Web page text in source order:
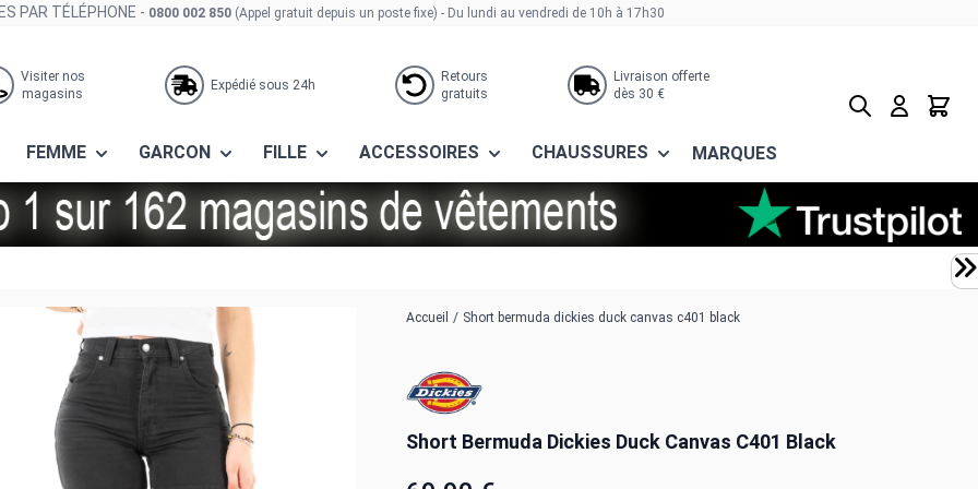
PAR TÉLÉPHONE - 0800 002 850 (Appel gratuit depuis un poste fixe) - Du lundi au vendredi de 10h à 17h30
Visiter nos
magasins
Expédié sous 24h
Retours
gratuits
Livraison offerte
dès 30 €
FEMME GARCON FILLE ACCESSOIRES CHAUSSURES MARQUES
Rechercher
Panier
c401 black Accueil / Short bermuda dickies duck canvas c401 black
Short Bermuda Dickies Duck Canvas C401 Black